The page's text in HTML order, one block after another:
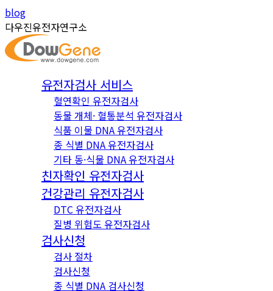
Skip
to
content
Instagram
page
opens
in
YouTube
page
opens
in
blog
다우진유전자연구소
유전자검사 서비스
혈연확인 유전자검사
동물 개체· 혈통분석 유전자검사
식품 이물 DNA 유전자검사
종 식별 DNA 유전자검사
기타 동·식물 DNA 유전자검사
친자확인 유전자검사
건강관리 유전자검사
DTC 유전자검사
질병 위험도 유전자검사
검사신청
검사 절차
검사신청
종 식별 DNA 검사신청